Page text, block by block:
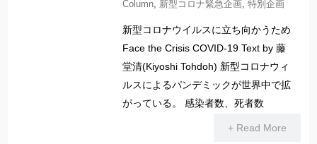
Column, 新型コロナ緊急企画, 特別企画
新型コロナウイルスに立ち向かうため
Face the Crisis COVID-19 Text by 藤
堂清(Kiyoshi Tohdoh) 新型コロナウィ
ルスによるパンデミックが世界中で拡
がっている。 感染者数、死者数
+ Read More